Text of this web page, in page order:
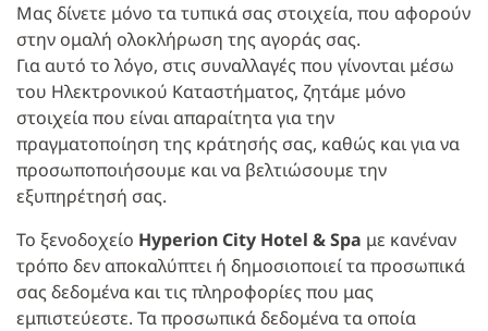
Μας δίνετε μόνο τα τυπικά σας στοιχεία, που αφορούν
στην ομαλή ολοκλήρωση της αγοράς σας.
Για αυτό το λόγο, στις συναλλαγές που γίνονται μέσω
του Ηλεκτρονικού Καταστήματος, ζητάμε μόνο
στοιχεία που είναι απαραίτητα για την
πραγματοποίηση της κράτησής σας, καθώς και για να
προσωποποιήσουμε και να βελτιώσουμε την
εξυπηρέτησή σας.
Το ξενοδοχείο Hyperion City Hotel & Spa με κανέναν
τρόπο δεν αποκαλύπτει ή δημοσιοποιεί τα προσωπικά
σας δεδομένα και τις πληροφορίες που μας
εμπιστεύεστε. Τα προσωπικά δεδομένα τα οποία